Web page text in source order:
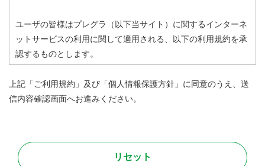
ユーザの皆様はプレグラ（以下当サイト）に関するインターネ
ットサービスの利用に関して適用される、以下の利用規約を承
認するものとします。
この利用規約の他、当サイトからリンクされた他サイト、また
利用する個別サービスの利用規約（本利用規約では網羅できな
上記「ご利用規約」及び「個人情報保護方針」に同意のうえ、送
信内容確認画面へお進みください。